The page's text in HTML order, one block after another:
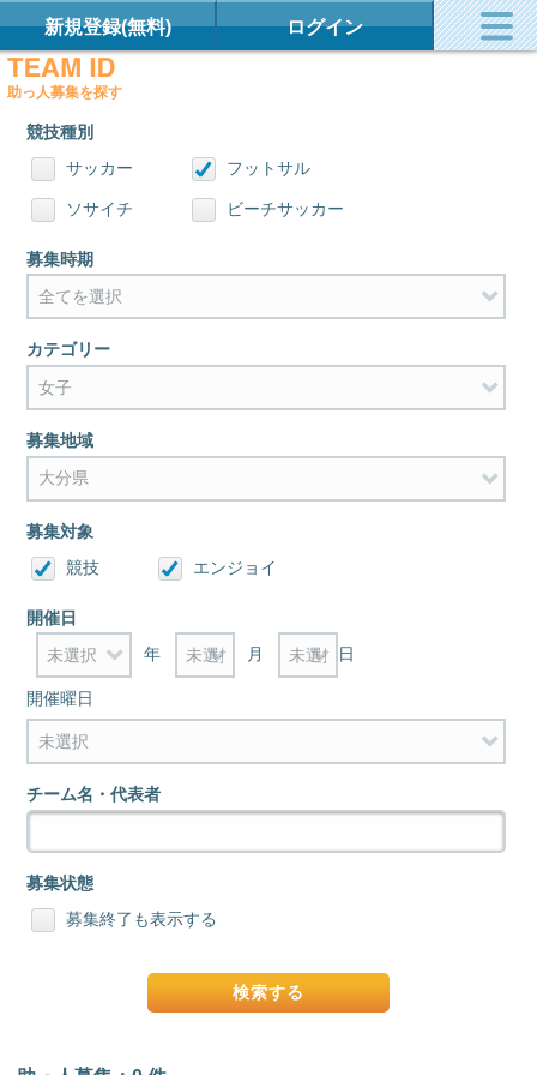
新規登録(無料) ログイン
助っ人募集を探す
競技種別
サッカー
フットサル
ソサイチ ビーチサッカー
募集時期
カテゴリー
募集地域
募集対象
競技
エンジョイ
開催日
年
月 日
開催曜日
チーム名・代表者
募集状態
募集終了も表示する